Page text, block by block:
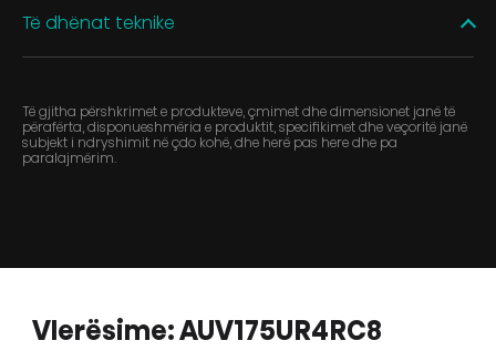
Të dhënat teknike
Të gjitha përshkrimet e produkteve, çmimet dhe dimensionet janë të
përafërta, disponueshmëria e produktit, specifikimet dhe veçoritë janë
subjekt i ndryshimit në çdo kohë, dhe herë pas here dhe pa
paralajmërim.
Vlerësime: AUV175UR4RC8